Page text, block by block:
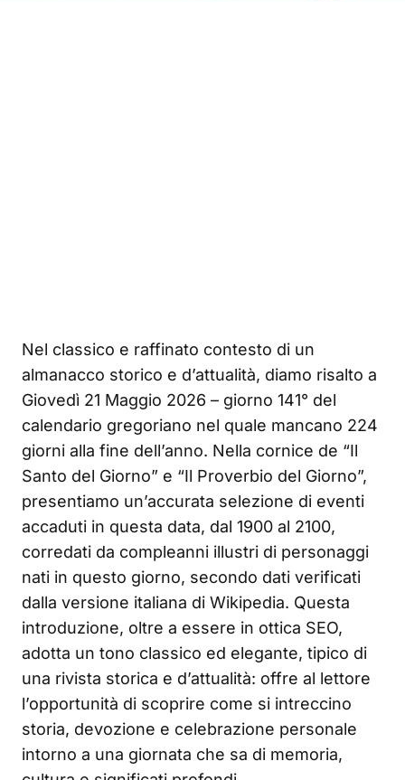
Nel classico e raffinato contesto di un
almanacco storico e d’attualità, diamo risalto a
Giovedì 21 Maggio 2026 – giorno 141° del
calendario gregoriano nel quale mancano 224
giorni alla fine dell’anno. Nella cornice de “Il
Santo del Giorno” e “Il Proverbio del Giorno”,
presentiamo un’accurata selezione di eventi
accaduti in questa data, dal 1900 al 2100,
corredati da compleanni illustri di personaggi
nati in questo giorno, secondo dati verificati
dalla versione italiana di Wikipedia. Questa
introduzione, oltre a essere in ottica SEO,
adotta un tono classico ed elegante, tipico di
una rivista storica e d’attualità: offre al lettore
l’opportunità di scoprire come si intreccino
storia, devozione e celebrazione personale
intorno a una giornata che sa di memoria,